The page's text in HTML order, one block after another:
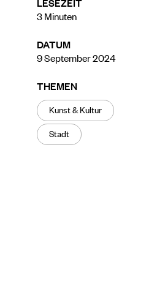
3Minuten
DATUM
9 September 2024
THEMEN
Kunst & Kultur
Stadt